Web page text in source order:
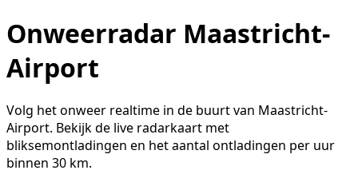
Onweerradar Maastricht-
Airport
Volg het onweer realtime in de buurt van Maastricht-
Airport. Bekijk de live radarkaart met
bliksemontladingen en het aantal ontladingen per uur
binnen 30 km.